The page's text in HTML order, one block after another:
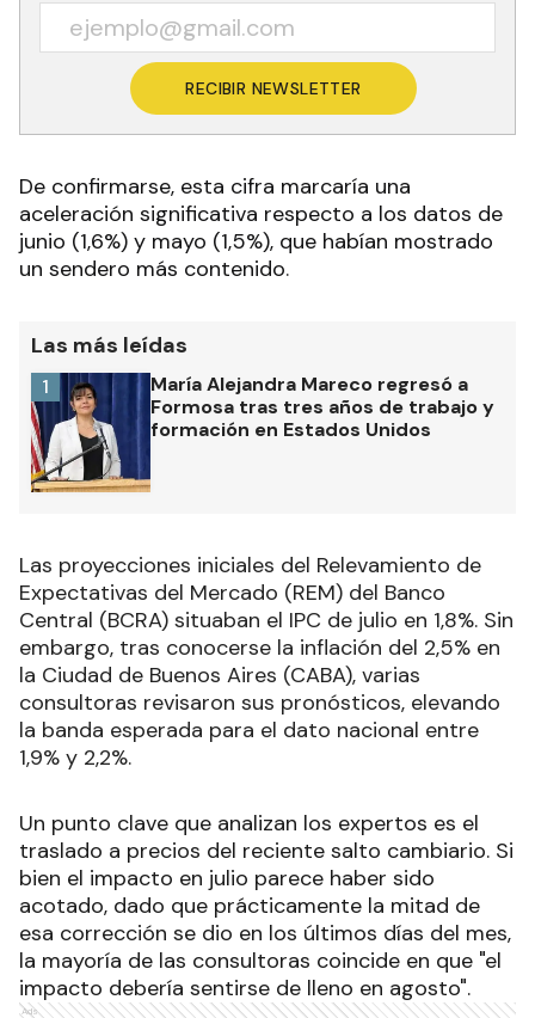
RECIBIR NEWSLETTER
De confirmarse, esta cifra marcaría una
aceleración significativa respecto a los datos de
junio (1,6%) y mayo (1,5%), que habían mostrado
un sendero más contenido.
Las más leídas
María Alejandra Mareco regresó a
Formosa tras tres años de trabajo y
formación en Estados Unidos
1
Las proyecciones iniciales del Relevamiento de
Expectativas del Mercado (REM) del Banco
Central (BCRA) situaban el IPC de julio en 1,8%. Sin
embargo, tras conocerse la inflación del 2,5% en
la Ciudad de Buenos Aires (CABA), varias
consultoras revisaron sus pronósticos, elevando
la banda esperada para el dato nacional entre
1,9% y 2,2%.
Un punto clave que analizan los expertos es el
traslado a precios del reciente salto cambiario. Si
bien el impacto en julio parece haber sido
acotado, dado que prácticamente la mitad de
esa corrección se dio en los últimos días del mes,
la mayoría de las consultoras coincide en que "el
impacto debería sentirse de lleno en agosto".
Ads